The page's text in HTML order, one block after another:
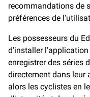
recommandations de
préférences de
Les possesseurs du
d’installer l’application
enregistrer des séries
directement dans leur
alors les cyclistes en